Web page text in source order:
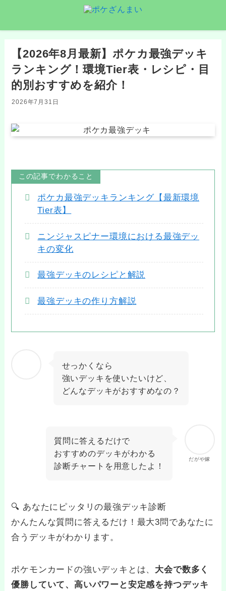
【2026年8月最新】ポケカ最強デッキ
ランキング！環境Tier表・レシピ・目
的別おすすめを紹介！
2026年7月31日
この記事でわかること
ポケカ最強デッキランキング【最新環境
Tier表】
ニンジャスピナー環境における最強デッ
キの変化
最強デッキのレシピと解説
最強デッキの作り方解説
せっかくなら
強いデッキを使いたいけど、
どんなデッキがおすすめなの？
だがや嫁
質問に答えるだけで
おすすめのデッキがわかる
診断チャートを用意したよ！
🔍 あなたにピッタリの最強デッキ診断
かんたんな質問に答えるだけ！最大3問であなたに
合うデッキがわかります。
ポケモンカードの強いデッキとは、 大会で数多く
優勝していて、高いパワーと安定感を持つデッキ